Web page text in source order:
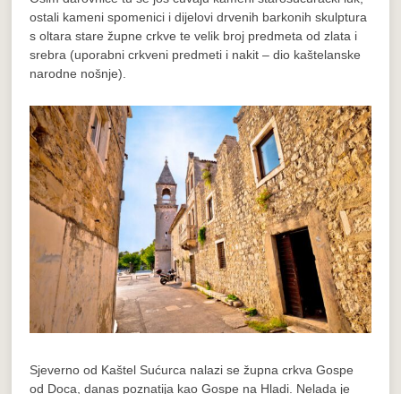
ostali kameni spomenici i dijelovi drvenih barkonih skulptura
s oltara stare župne crkve te velik broj predmeta od zlata i
srebra (uporabni crkveni predmeti i nakit – dio kaštelanske
narodne nošnje).
Sjeverno od Kaštel Sućurca nalazi se župna crkva Gospe
od Doca, danas poznatija kao Gospe na Hladi. Nelada je